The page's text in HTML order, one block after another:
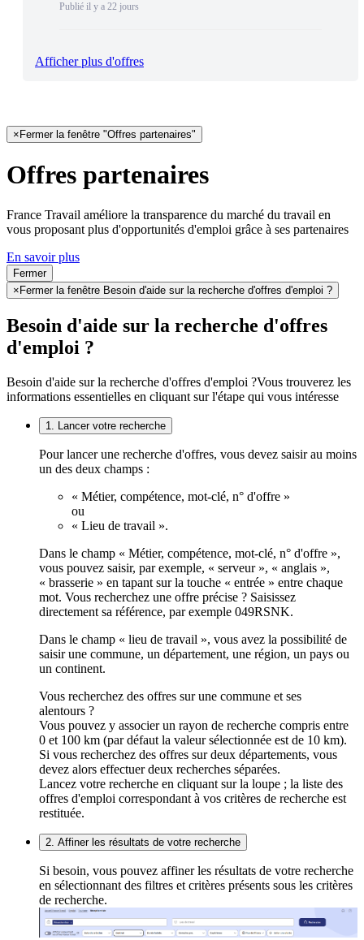
Publié il y a 22 jours
Afficher plus d'offres
× Fermer la fenêtre "Offres partenaires"
Offres partenaires
France Travail améliore la transparence du marché du travail en
vous proposant plus d'opportunités d'emploi grâce à ses partenaires
En savoir plus
Fermer
× Fermer la fenêtre Besoin d'aide sur la recherche d'offres d'emploi ?
Besoin d'aide sur la recherche d'offres
d'emploi ?
Besoin d'aide sur la recherche d'offres d'emploi ?Vous trouverez les
informations essentielles en cliquant sur l'étape qui vous intéresse
1. Lancer votre recherche
Pour lancer une recherche d'offres, vous devez saisir au moins
un des deux champs :
« Métier, compétence, mot-clé, n° d'offre »
ou
« Lieu de travail ».
Dans le champ « Métier, compétence, mot-clé, n° d'offre »,
vous pouvez saisir, par exemple, « serveur », « anglais »,
« brasserie » en tapant sur la touche « entrée » entre chaque
mot. Vous recherchez une offre précise ? Saisissez
directement sa référence, par exemple 049RSNK.
Dans le champ « lieu de travail », vous avez la possibilité de
saisir une commune, un département, une région, un pays ou
un continent.
Vous recherchez des offres sur une commune et ses
alentours ?
Vous pouvez y associer un rayon de recherche compris entre
0 et 100 km (par défaut la valeur sélectionnée est de 10 km).
Si vous recherchez des offres sur deux départements, vous
devez alors effectuer deux recherches séparées.
Lancez votre recherche en cliquant sur la loupe ; la liste des
offres d'emploi correspondant à vos critères de recherche est
restituée.
2. Affiner les résultats de votre recherche
Si besoin, vous pouvez affiner les résultats de votre recherche
en sélectionnant des filtres et critères présents sous les critères
de recherche.